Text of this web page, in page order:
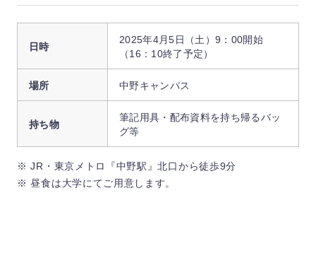
日時
2025年4月5日（土）9：00開始
（16：10終了予定）
場所 中野キャンパス
持ち物
筆記用具・配布資料を持ち帰るバッ
グ等
※ JR・東京メトロ『中野駅』北口から徒歩9分
※ 昼食は大学にてご用意します。